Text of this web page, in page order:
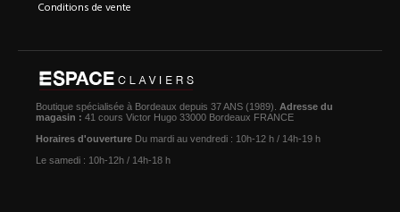
Conditions de vente
Boutique spécialisée à Bordeaux depuis 37 ANS (1989). Adresse du
magasin : 41 cours Victor Hugo 33000 Bordeaux FRANCE
Horaires d'ouverture Du mardi au vendredi : 10h-12 h / 14h-19 h
Le samedi : 10h-12h / 14h-18 h